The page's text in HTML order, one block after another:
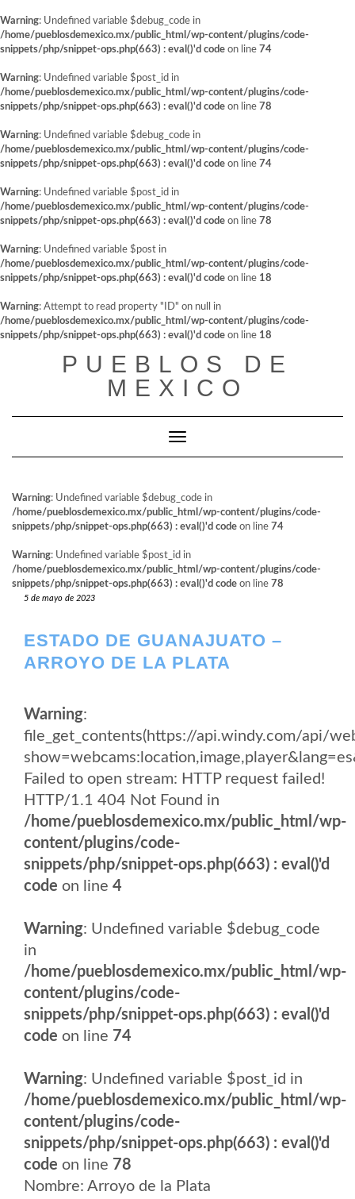
Warning: Undefined variable $debug_code in
/home/pueblosdemexico.mx/public_html/wp-content/plugins/code-
snippets/php/snippet-ops.php(663) : eval()'d code on line 74
Warning: Undefined variable $post_id in
/home/pueblosdemexico.mx/public_html/wp-content/plugins/code-
snippets/php/snippet-ops.php(663) : eval()'d code on line 78
Warning: Undefined variable $debug_code in
/home/pueblosdemexico.mx/public_html/wp-content/plugins/code-
snippets/php/snippet-ops.php(663) : eval()'d code on line 74
Warning: Undefined variable $post_id in
/home/pueblosdemexico.mx/public_html/wp-content/plugins/code-
snippets/php/snippet-ops.php(663) : eval()'d code on line 78
Warning: Undefined variable $post in
/home/pueblosdemexico.mx/public_html/wp-content/plugins/code-
snippets/php/snippet-ops.php(663) : eval()'d code on line 18
Warning: Attempt to read property "ID" on null in
/home/pueblosdemexico.mx/public_html/wp-content/plugins/code-
snippets/php/snippet-ops.php(663) : eval()'d code on line 18
PUEBLOS DE
MEXICO
Cambiar modo de navegación
Warning: Undefined variable $debug_code in
/home/pueblosdemexico.mx/public_html/wp-content/plugins/code-
snippets/php/snippet-ops.php(663) : eval()'d code on line 74
Warning: Undefined variable $post_id in
/home/pueblosdemexico.mx/public_html/wp-content/plugins/code-
snippets/php/snippet-ops.php(663) : eval()'d code on line 78
5 de mayo de 2023
ESTADO DE GUANAJUATO –
ARROYO DE LA PLATA
Warning:
file_get_contents(https://api.windy.com/api/
Failed to open stream: HTTP request failed!
HTTP/1.1 404 Not Found in
/home/pueblosdemexico.mx/public_html/wp-
content/plugins/code-
snippets/php/snippet-ops.php(663) : eval()'d
code on line 4
Warning: Undefined variable $debug_code
in
/home/pueblosdemexico.mx/public_html/wp-
content/plugins/code-
snippets/php/snippet-ops.php(663) : eval()'d
code on line 74
Warning: Undefined variable $post_id in
/home/pueblosdemexico.mx/public_html/wp-
content/plugins/code-
snippets/php/snippet-ops.php(663) : eval()'d
code on line 78
Nombre: Arroyo de la Plata